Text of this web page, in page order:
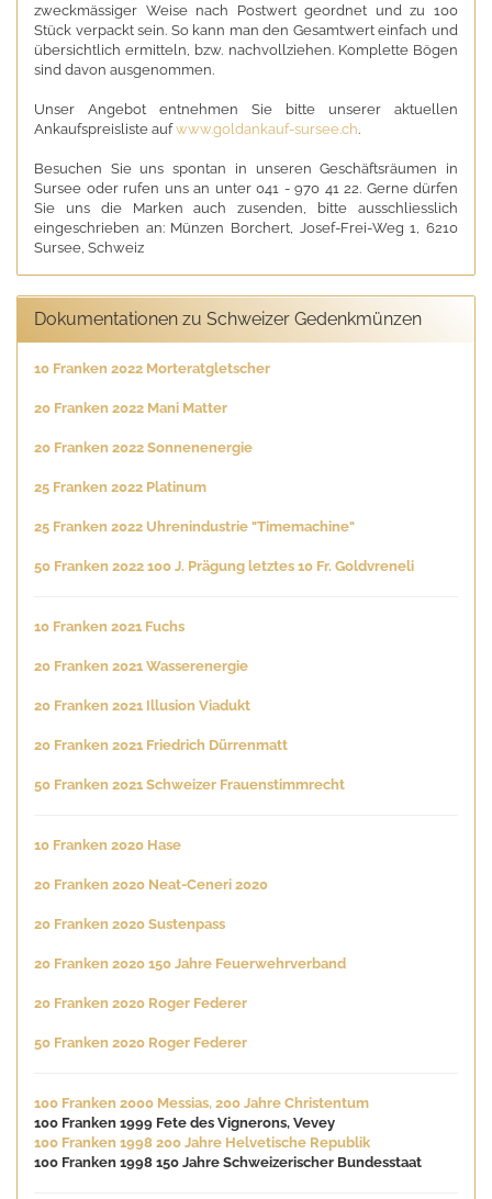
zweckmässiger Weise nach Postwert geordnet und zu 100
Stück verpackt sein. So kann man den Gesamtwert einfach und
übersichtlich ermitteln, bzw. nachvollziehen. Komplette Bögen
sind davon ausgenommen.
Unser Angebot entnehmen Sie bitte unserer aktuellen
Ankaufspreisliste aufwww.goldankauf-sursee.ch.
Besuchen Sie uns spontan in unseren Geschäftsräumen in
Sursee oder rufen uns an unter 041 - 970 41 22. Gerne dürfen
Sie uns die Marken auch zusenden, bitte ausschliesslich
eingeschrieben an: Münzen Borchert, Josef-Frei-Weg 1, 6210
Sursee, Schweiz
Dokumentationen zu Schweizer Gedenkmünzen
10 Franken 2022 Morteratgletscher
20 Franken 2022 Mani Matter
20 Franken 2022 Sonnenenergie
25 Franken 2022 Platinum
25 Franken 2022 Uhrenindustrie "Timemachine"
50 Franken 2022 100 J. Prägung letztes 10 Fr. Goldvreneli
10 Franken 2021 Fuchs
20 Franken 2021 Wasserenergie
20 Franken 2021 Illusion Viadukt
20 Franken 2021 Friedrich Dürrenmatt
50 Franken 2021 Schweizer Frauenstimmrecht
10 Franken 2020 Hase
20 Franken 2020 Neat-Ceneri 2020
20 Franken 2020 Sustenpass
20 Franken 2020 150 Jahre Feuerwehrverband
20 Franken 2020 Roger Federer
50 Franken 2020 Roger Federer
100 Franken 2000 Messias, 200 Jahre Christentum
100 Franken 1999 Fete des Vignerons, Vevey
100 Franken 1998 200 Jahre Helvetische Republik
100 Franken 1998 150 Jahre Schweizerischer Bundesstaat